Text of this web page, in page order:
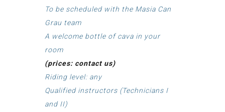
To be scheduled with the Masia Can
Grau team
A welcome bottle of cava in your
room
(prices: contact us)
Riding level: any
Qualified instructors (Technicians I
and II)